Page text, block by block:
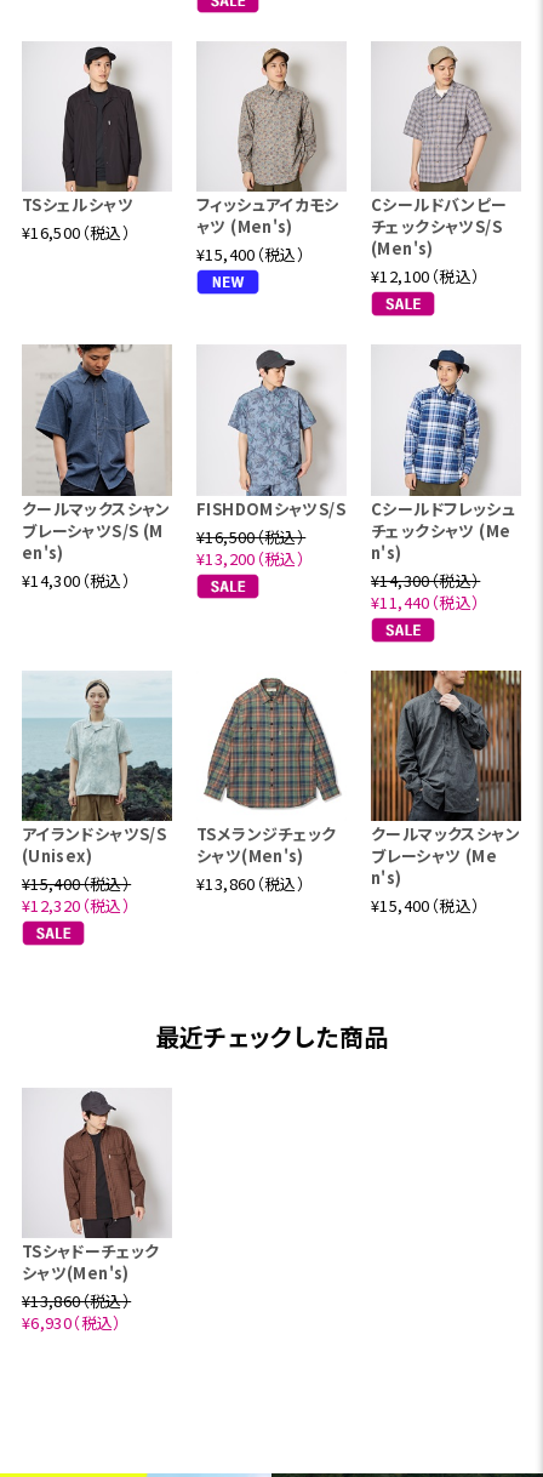
TSシェルシャツ
¥16,500（税込）
フィッシュアイカモシ
ャツ (Men's)
¥15,400（税込）
Cシールドバンピー
チェックシャツS/S
(Men's)
¥12,100（税込）
クールマックスシャン
ブレーシャツS/S (M
en's)
¥14,300（税込）
FISHDOMシャツS/S
¥16,500（税込）
¥13,200（税込）
Cシールドフレッシュ
チェックシャツ (Me
n's)
¥14,300（税込）
¥11,440（税込）
アイランドシャツS/S
(Unisex)
¥15,400（税込）
¥12,320（税込）
TSメランジチェック
シャツ(Men's)
¥13,860（税込）
クールマックスシャン
ブレーシャツ (Me
n's)
¥15,400（税込）
最近チェックした商品
TSシャドーチェック
シャツ(Men's)
¥13,860（税込）
¥6,930（税込）